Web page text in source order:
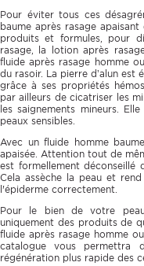
Pour éviter tous ces
baume après rasage
produits et formules, pour
rasage, la lotion après
fluide après rasage homme
du rasoir. La pierre d’alun est
grâce à ses propriétés
par ailleurs de cicatriser les
les saignements mineurs.
peaux sensibles.
Avec un fluide homme
apaisée. Attention tout de
est formellement déconseillé
Cela assèche la peau et
l'épiderme correctement.
Pour le bien de votre
uniquement des produits de
fluide après rasage homme
catalogue vous permettra
régénération plus rapide des